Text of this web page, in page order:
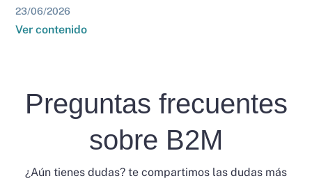
23/06/2026
Ver contenido
Preguntas frecuentes
sobre B2M
¿Aún tienes dudas? te compartimos las dudas más